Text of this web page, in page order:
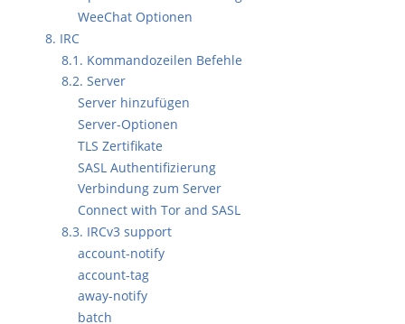
WeeChat Optionen
8. IRC
8.1. Kommandozeilen Befehle
8.2. Server
Server hinzufügen
Server-Optionen
TLS Zertifikate
SASL Authentifizierung
Verbindung zum Server
Connect with Tor and SASL
8.3. IRCv3 support
account-notify
account-tag
away-notify
batch